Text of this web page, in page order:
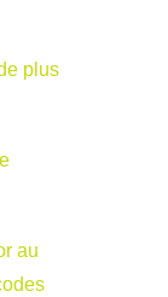
plus
au